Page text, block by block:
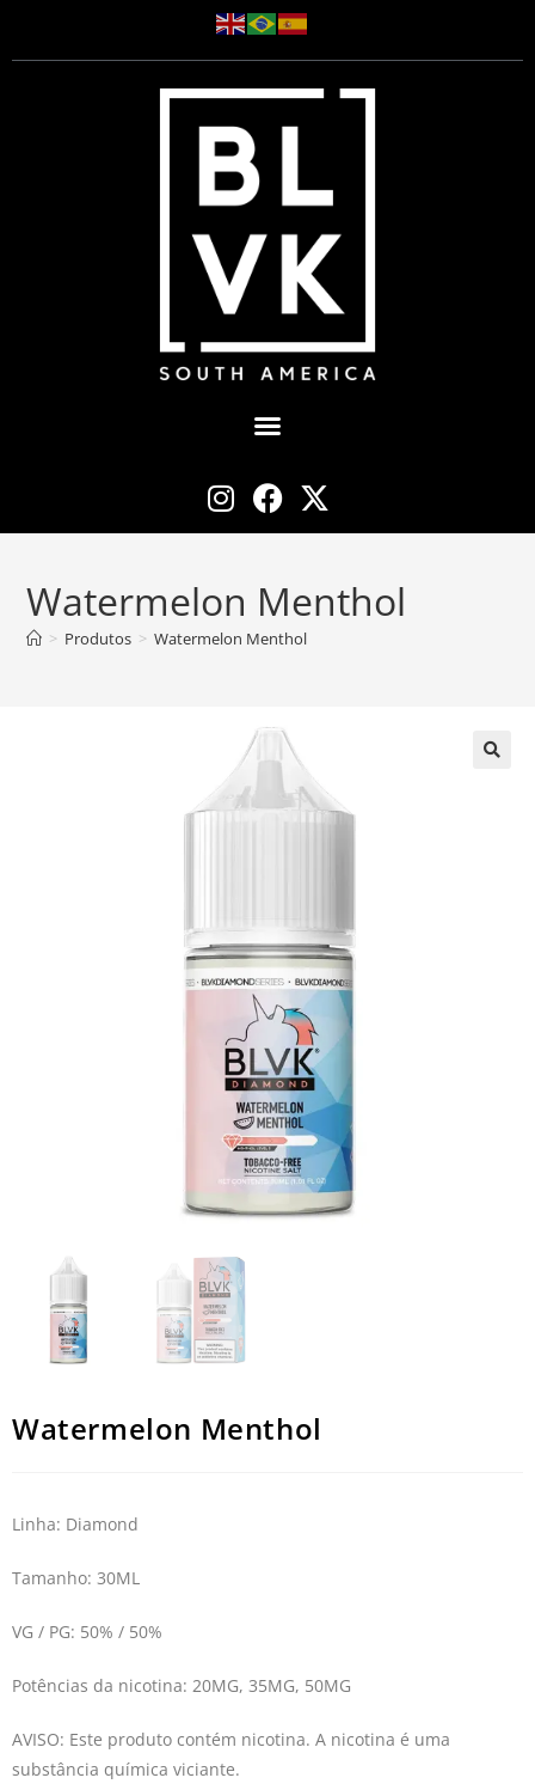
Watermelon Menthol
> Produtos > Watermelon Menthol
Watermelon Menthol
Linha: Diamond
Tamanho: 30ML
VG / PG: 50% / 50%
Potências da nicotina: 20MG, 35MG, 50MG
AVISO: Este produto contém nicotina. A nicotina é uma
substância química viciante.